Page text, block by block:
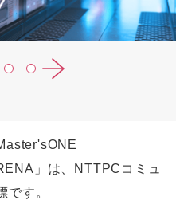
」は、NTTPCコミュ
です。